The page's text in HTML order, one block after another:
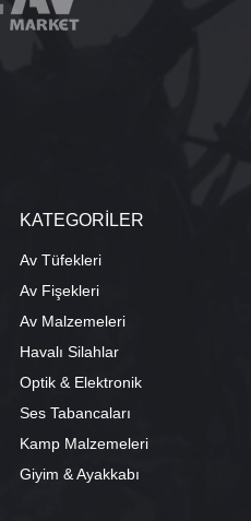
KATEGORİLER
Av Tüfekleri
Av Fişekleri
Av Malzemeleri
Havalı Silahlar
Optik & Elektronik
Ses Tabancaları
Kamp Malzemeleri
Giyim & Ayakkabı